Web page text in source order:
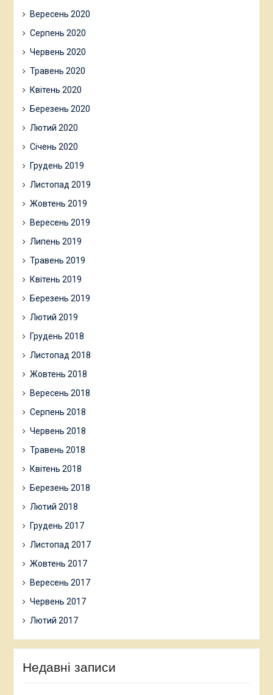
Вересень 2020
Серпень 2020
Червень 2020
Травень 2020
Квітень 2020
Березень 2020
Лютий 2020
Січень 2020
Грудень 2019
Листопад 2019
Жовтень 2019
Вересень 2019
Липень 2019
Травень 2019
Квітень 2019
Березень 2019
Лютий 2019
Грудень 2018
Листопад 2018
Жовтень 2018
Вересень 2018
Серпень 2018
Червень 2018
Травень 2018
Квітень 2018
Березень 2018
Лютий 2018
Грудень 2017
Листопад 2017
Жовтень 2017
Вересень 2017
Червень 2017
Лютий 2017
Недавні записи